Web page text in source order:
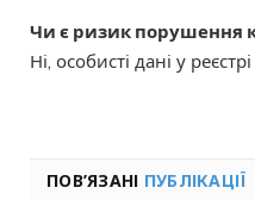
Чи є ризик порушення
Ні, особисті дані у
ПОВ’ЯЗАНІ ПУБЛІКАЦІЇ